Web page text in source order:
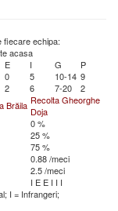
fiecare echipa:
acasa
E I G
P
0 5 10-14 9
2 6 7-20
2
Brăila Recolta Gheorghe
Doja
0 %
25 %
75 %
0.88 /meci
2.5 /meci
I E E I I I
I = Infrangeri;